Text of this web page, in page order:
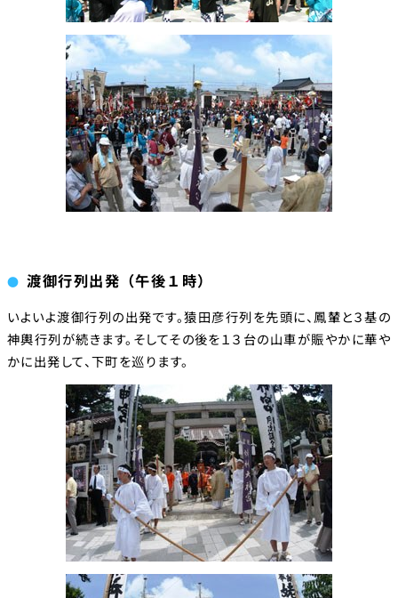
渡御行列出発（午後１時）
いよいよ渡御行列の出発です。猿田彦行列を先頭に、鳳輦と３基の
神輿行列が続きます。そしてその後を１３台の山車が賑やかに華や
かに出発して、下町を巡ります。